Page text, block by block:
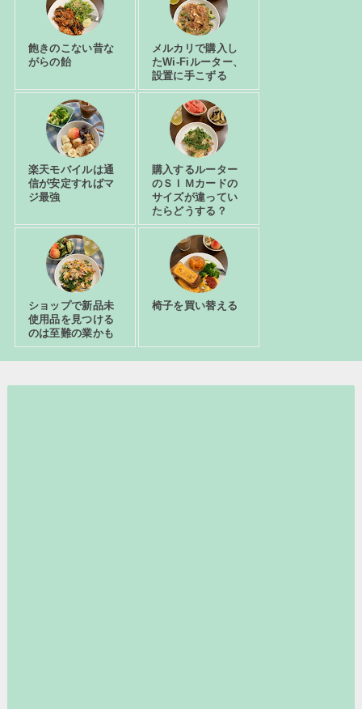
飽きのこない昔な
がらの飴
メルカリで購入し
たWi-Fiルーター、
設置に手こずる
楽天モバイルは通
信が安定すればマ
ジ最強
購入するルーター
のＳＩＭカードの
サイズが違ってい
たらどうする？
ショップで新品未
使用品を見つける
のは至難の業かも
椅子を買い替える